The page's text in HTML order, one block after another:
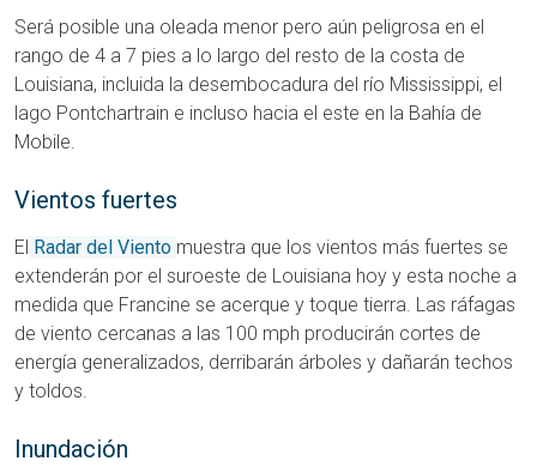
Será posible una oleada menor pero aún peligrosa en el
rango de 4 a 7 pies a lo largo del resto de la costa de
Louisiana, incluida la desembocadura del río Mississippi, el
lago Pontchartrain e incluso hacia el este en la Bahía de
Mobile.
Vientos fuertes
El Radar del Viento muestra que los vientos más fuertes se
extenderán por el suroeste de Louisiana hoy y esta noche a
medida que Francine se acerque y toque tierra. Las ráfagas
de viento cercanas a las 100 mph producirán cortes de
energía generalizados, derribarán árboles y dañarán techos
y toldos.
Inundación